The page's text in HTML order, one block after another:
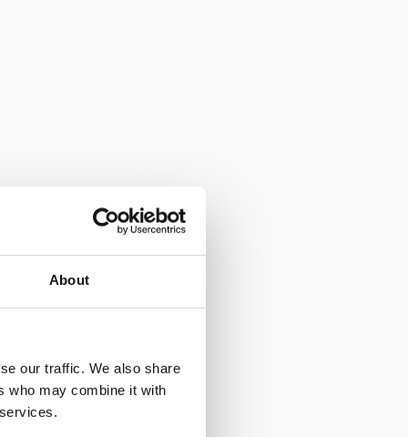
About
our traffic. We also share
who may combine it with